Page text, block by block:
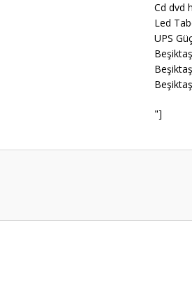
Cd dvd
Led
UPS
"]